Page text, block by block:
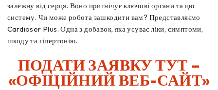
залежну від серця. Воно пригнічує ключові органи та цю
систему. Чи може робота зашкодити вам? Представляємо
Cardioser Plus. Одна з добавок, яка усуває ліки, симптоми,
шкоду та гіпертонію.
ПОДАТИ ЗАЯВКУ ТУТ –
«ОФІЦІЙНИЙ ВЕБ-САЙТ»